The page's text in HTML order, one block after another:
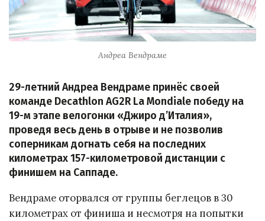
Андреа Вендраме
29-летний Андреа Вендраме принёс своей
команде Decathlon AG2R La Mondiale победу на
19-м этапе велогонки «Джиро д’Италия»,
проведя весь день в отрыве и не позволив
соперникам догнать себя на последних
километрах 157-километровой дистанции с
финишем на Саппаде.
Вендраме оторвался от группы беглецов в 30
километрах от финиша и несмотря на попытки